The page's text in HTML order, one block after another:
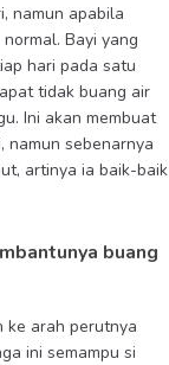
namun apabila
Bayi yang
hari pada satu
tidak buang air
Ini akan membuat
namun sebenarnya
artinya ia baik-baik
buang
ke arah perutnya
ini semampu si